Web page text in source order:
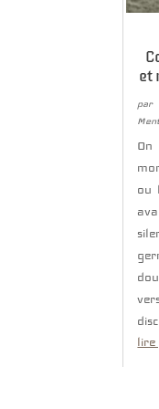
et
par
On
ou
lire